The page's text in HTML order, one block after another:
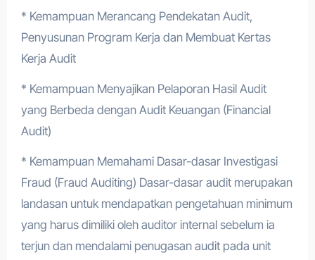
* Kemampuan Merancang Pendekatan Audit,
Penyusunan Program Kerja dan Membuat Kertas
Kerja Audit
* Kemampuan Menyajikan Pelaporan Hasil Audit
yang Berbeda dengan Audit Keuangan (Financial
Audit)
* Kemampuan Memahami Dasar-dasar Investigasi
Fraud (Fraud Auditing) Dasar-dasar audit merupakan
landasan untuk mendapatkan pengetahuan minimum
yang harus dimiliki oleh auditor internal sebelum ia
terjun dan mendalami penugasan audit pada unit